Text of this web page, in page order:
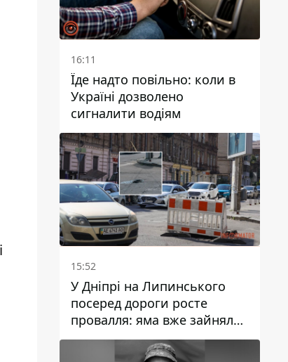
16:11
Їде надто повільно: коли в
Україні дозволено
сигналити водіям
15:52
У Дніпрі на Липинського
посеред дороги росте
провалля: яма вже зайняла
смугу руху